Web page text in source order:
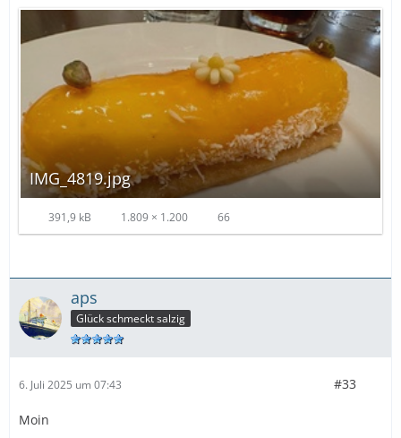
IMG_4819.jpg
391,9 kB 1.809 × 1.200 66
aps
Glück schmeckt salzig
6. Juli 2025 um 07:43 #33
Moin